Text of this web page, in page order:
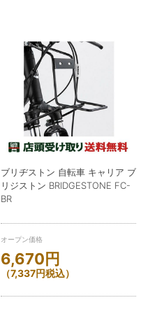
ブリヂストン 自転車 キャリア ブ
リジストン BRIDGESTONE FC-
BR
オープン価格
6,670円
（7,337円税込）